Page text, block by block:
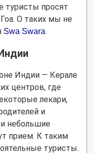
туристы просят
О таких мы не
Swa Swara.
Индии — Керале
центров, где
лекари,
и
небольшие
прием. К таким
туристы.